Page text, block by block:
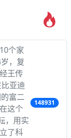
个家
，复
王传
亚迪
富二
这个
，用实
了科
148931